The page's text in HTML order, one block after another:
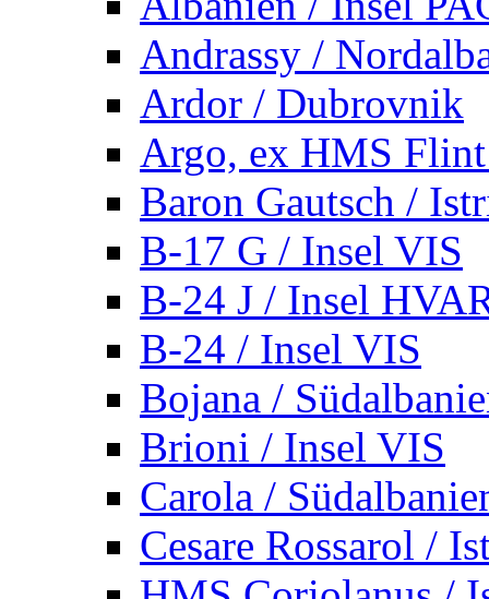
Andrassy /
Ardor / Dubrovnik
Argo, ex HMS
Baron Gautsch /
B-17 G / Insel VIS
B-24 J / Insel
B-24 / Insel VIS
Bojana /
Brioni / Insel VIS
Carola /
Cesare Rossarol /